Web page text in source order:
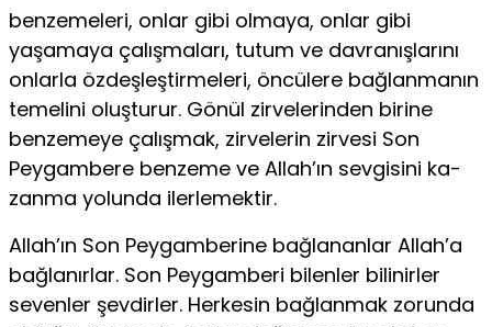
benzemeleri, onlar gibi ol­maya, onlar gibi
yaşamaya çalışmaları, tutum ve davranışlarını
onlarla özdeşleştirmeleri, öncülere bağlanmanın
temelini oluş­turur. Gönül zirvelerinden birine
benzemeye çalışmak, zirvele­rin zirvesi Son
Peygambere benzeme ve Allah’ın sevgisini ka­
zanma yolunda ilerlemektir.
Allah’ın Son Peygamberine bağlananlar Allah’a
bağlanırlar. Son Peygamberi bilenler bilinirler
sevenler şevdirler. Herkesin bağlanmak zorunda